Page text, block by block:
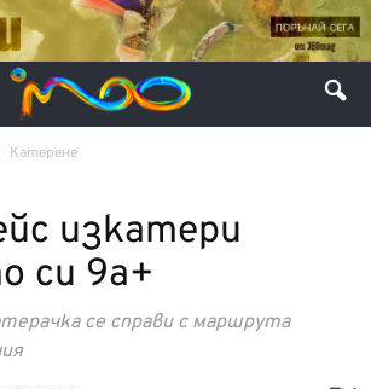
Катерене
изкатери
си 9а+
се справи с маршрута